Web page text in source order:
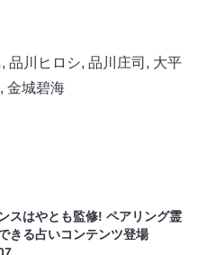
, 品川ヒロシ, 品川庄司 , 大平
, 金城碧海
スはやとも監修! ペアリング霊
きる占いコンテンツ登場